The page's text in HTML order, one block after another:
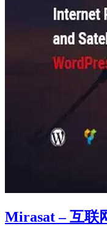
Mirasat – 互联